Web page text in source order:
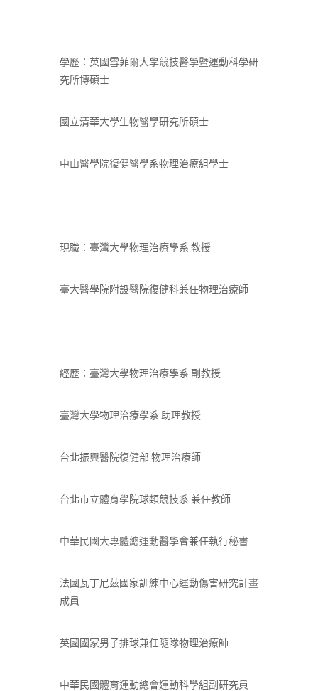
學歷：英國雪菲爾大學競技醫學暨運動科學研
究所博碩士
國立清華大學生物醫學研究所碩士
中山醫學院復健醫學系物理治療組學士
現職：臺灣大學物理治療學系 教授
臺大醫學院附設醫院復健科兼任物理治療師
經歷：臺灣大學物理治療學系 副教授
臺灣大學物理治療學系 助理教授
台北振興醫院復健部 物理治療師
台北市立體育學院球類競技系 兼任教師
中華民國大專體總運動醫學會兼任執行秘書
法國瓦丁尼茲國家訓練中心運動傷害研究計畫
成員
英國國家男子排球兼任隨隊物理治療師
中華民國體育運動總會運動科學組副研究員